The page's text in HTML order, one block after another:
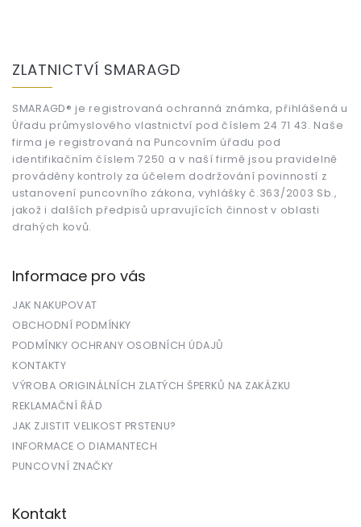
ZLATNICTVÍ SMARAGD
SMARAGD® je registrovaná ochranná známka, přihlášená u
Úřadu průmyslového vlastnictví pod číslem 24 71 43. Naše
firma je registrovaná na Puncovním úřadu pod
identifikačním číslem 7250 a v naší firmě jsou pravidelně
prováděny kontroly za účelem dodržování povinností z
ustanovení puncovního zákona, vyhlášky č.363/2003 Sb.,
jakož i dalších předpisů upravujících činnost v oblasti
drahých kovů.
Informace pro vás
JAK NAKUPOVAT
OBCHODNÍ PODMÍNKY
PODMÍNKY OCHRANY OSOBNÍCH ÚDAJŮ
KONTAKTY
VÝROBA ORIGINÁLNÍCH ZLATÝCH ŠPERKŮ NA ZAKÁZKU
REKLAMAČNÍ ŘÁD
JAK ZJISTIT VELIKOST PRSTENU?
INFORMACE O DIAMANTECH
PUNCOVNÍ ZNAČKY
Kontakt